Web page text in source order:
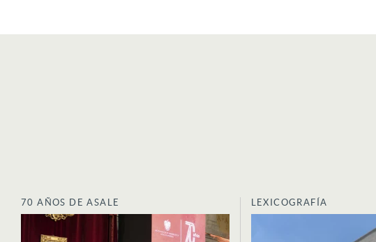
70 AÑOS DE ASALE LEXICOGRAFÍA